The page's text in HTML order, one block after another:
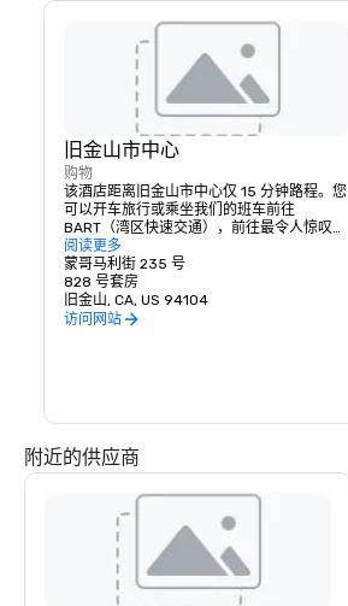
旧金山市中心
购物
该酒店距离旧金山市中心仅 15 分钟路程。您
可以开车旅行或乘坐我们的班车前往
BART（湾区快速交通），前往最令人惊叹的
世界知名目的地。
阅读更多
蒙哥马利街 235 号
828 号套房
旧金山, CA, US 94104
访问网站
附近的供应商